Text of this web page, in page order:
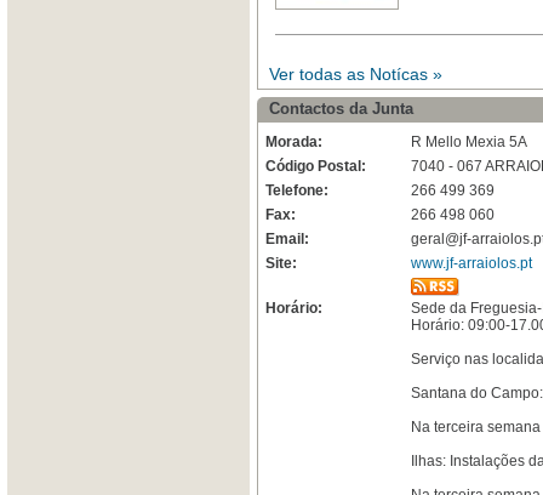
Ver todas as Notícas »
Contactos da Junta
Morada:
R Mello Mexia 5A
Código Postal:
7040 - 067
Telefone:
266 499 369
Fax:
266 498 060
Email:
geral@jf-
Site:
www.jf-arraiolos.pt
Horário:
Sede da
Horário: 09:00-
Serviço nas
Santana do
Na terceira
Ilhas: Instalações